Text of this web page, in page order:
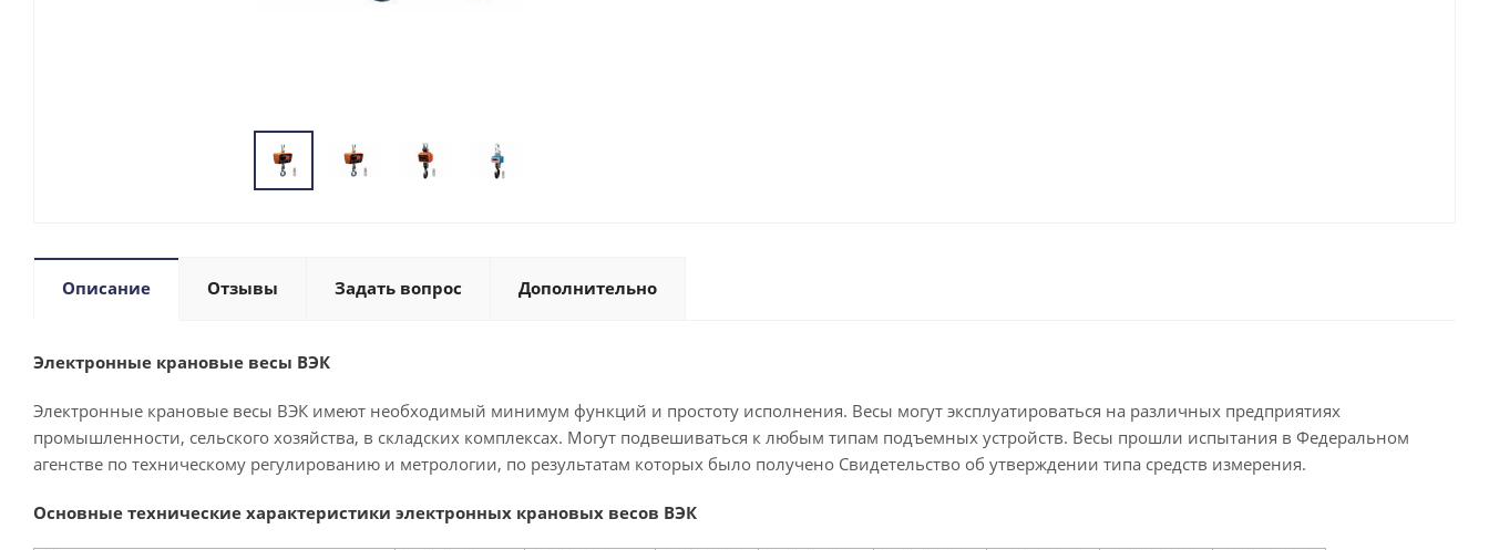
Описание Отзывы Задать вопрос Дополнительно
Электронные крановые весы ВЭК
Электронные крановые весы ВЭК имеют необходимый минимум функций и простоту исполнения. Весы могут эксплуатироваться на различных предприятиях
промышленности, сельского хозяйства, в складских комплексах. Могут подвешиваться к любым типам подъемных устройств. Весы прошли испытания в Федеральном
агенстве по техническому регулированию и метрологии, по результатам которых было получено Свидетельство об утверждении типа средств измерения.
Основные технические характеристики электронных крановых весов ВЭК